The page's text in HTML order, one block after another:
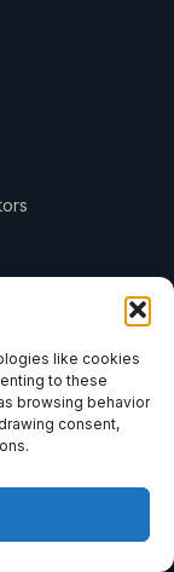
like cookies
to these
browsing behavior
consent,
Sky Realty · Alle